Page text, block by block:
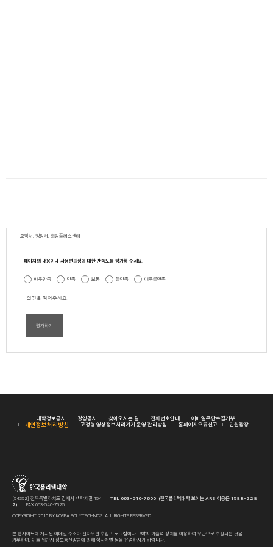
교학처, 행정처, 희망플러스센터
페이지의 내용이나 사용편의성에 대한 만족도를 평가해 주세요.
매우만족 만족 보통 불만족 매우불만족
평가하기
대학정보공시 경영공시 찾아오시는 길 전화번호안내 이메일무단수집거부
개인정보처리방침 고정형 영상정보처리기기 운영·관리방침 홈페이지오류신고 민원광장
[54352] 전북특별자치도 김제시 백학제길 154 TEL 063-540-7600 (한국폴리텍대학 보이는 ARS 이용은 1588-228
2)
FAX 063-540-7625
COPYRIGHT 2010 BY KOREA POLYTECHNICS. ALL RIGHTS RESERVED.
본 웹사이트에 게시된 이메일 주소가 전자우편 수집 프로그램이나 그밖의 기술적 장치를 이용하여 무단으로 수집되는 것을
거부하며, 이를 위반시 정보통신망법에 의해 형사처벌 됨을 유념하시기 바랍니다.